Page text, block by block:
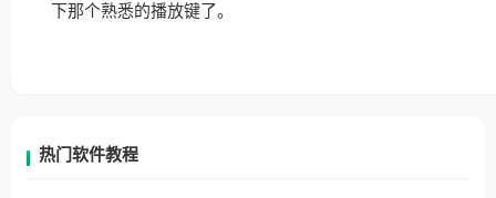
下那个熟悉的播放键了。
热门软件教程